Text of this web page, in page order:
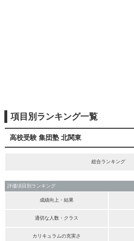
項目別ランキング一覧
高校受験 集団塾 北関東
総合ランキング
評価項目別ランキング
成績向上・結果
適切な人数・クラス
カリキュラムの充実さ